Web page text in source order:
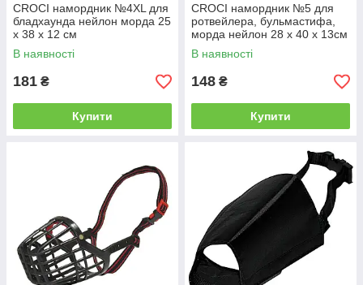
CROCI намордник №4XL для
бладхаунда нейлон морда 25
х 38 х 12 см
В наявності
181 ₴
Купити
CROCI намордник №5 для
ротвейлера, бульмастифа,
морда нейлон 28 х 40 х 13см
В наявності
148 ₴
Купити